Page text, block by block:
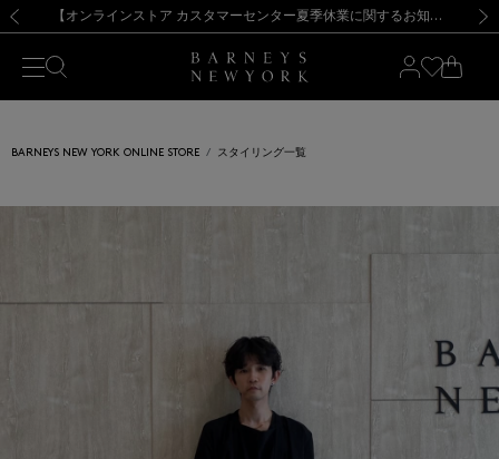
新規登録のお客様も対象！＜MY BARNEYS＞会員のお客様は11,000円（税込）以上のお買上げで常時送料無料！お買い物の際は会員登録を！
【夏季休業に伴う出荷一時停止のお知らせ】(2026.8.7) 【オンラインストア カスタマーセンター夏季休業に関するお知らせ】（2026.8.7）
【夏季休業に伴う返品・交換承り一時停止のお知らせ】（2026.8.5）
熊本県を中心とした地震の影響によるお荷物のお届けについて
【開催中】SUMMER SALEのご案内・ご注意事項 新規登録のお客様も対象！＜MY BARNEYS＞会員のお客様は11,000円（税込）以上のお買上げで常時送料無料！お買い物の際は会員登録を！
【夏季休業に伴う出荷一時停止のお知らせ】(2026.8.7)
BARNEYS NEW YORK ONLINE STORE スタイリング一覧